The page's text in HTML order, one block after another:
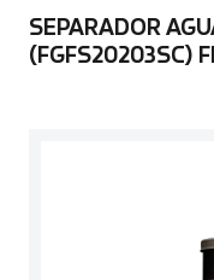
SEPARADOR
(FGFS20203SC)